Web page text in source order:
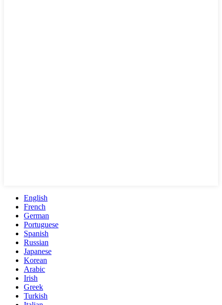
English
French
German
Portuguese
Spanish
Russian
Japanese
Korean
Arabic
Irish
Greek
Turkish